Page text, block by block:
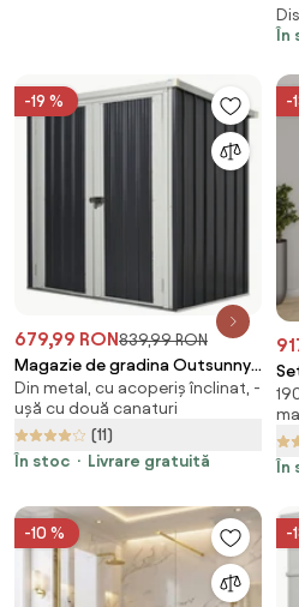
În
-19 %
679,99 RON839,99 RON
Magazie de gradina Outsunny
din tabla de otel, sopron cu
usa dubla cu sistem de blocare,
casuta de gradina pentru
unelte, alb-negru | Aosom RO
Din metal, cu acoperiș înclinat, -
ușă cu două canaturi
(11)
În stoc
Livrare gratuită
-
În
-10 % -